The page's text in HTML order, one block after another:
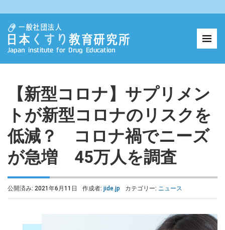
【新型コロナ】サプリメン
トが新型コロナのリスクを
低減？ コロナ禍でニーズ
が急増 45万人を調査
公開済み: 2021年6月11日 作成者: jide.jp カテゴリー: ニュース